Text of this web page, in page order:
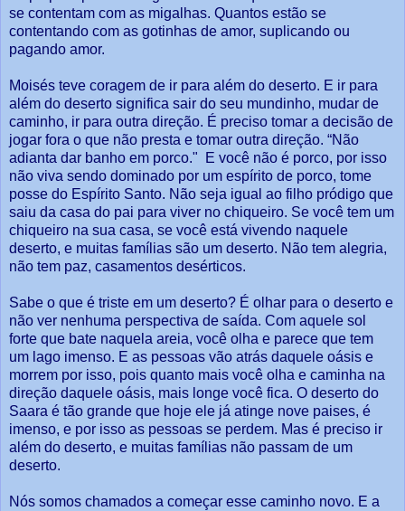
se contentam com as migalhas. Quantos estão se
contentando com as gotinhas de amor, suplicando ou
pagando amor.
Moisés teve coragem de ir para além do deserto. E ir para
além do deserto significa sair do seu mundinho, mudar de
caminho, ir para outra direção. É preciso tomar a decisão de
jogar fora o que não presta e tomar outra direção. “Não
adianta dar banho em porco." E você não é porco, por isso
não viva sendo dominado por um espírito de porco, tome
posse do Espírito Santo. Não seja igual ao filho pródigo que
saiu da casa do pai para viver no chiqueiro. Se você tem um
chiqueiro na sua casa, se você está vivendo naquele
deserto, e muitas famílias são um deserto. Não tem alegria,
não tem paz, casamentos desérticos.
Sabe o que é triste em um deserto? É olhar para o deserto e
não ver nenhuma perspectiva de saída. Com aquele sol
forte que bate naquela areia, você olha e parece que tem
um lago imenso. E as pessoas vão atrás daquele oásis e
morrem por isso, pois quanto mais você olha e caminha na
direção daquele oásis, mais longe você fica. O deserto do
Saara é tão grande que hoje ele já atinge nove paises, é
imenso, e por isso as pessoas se perdem. Mas é preciso ir
além do deserto, e muitas famílias não passam de um
deserto.
Nós somos chamados a começar esse caminho novo. E a